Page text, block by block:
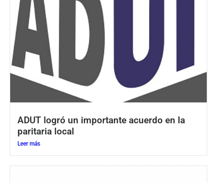
ADUT logró un importante acuerdo en la
paritaria local
Leer más